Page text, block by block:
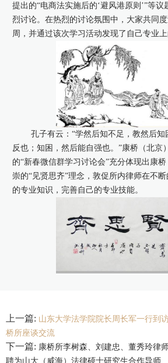
提出的“电商法实施后的‘避风港原则’”等
烈讨论。在热烈的讨论氛围中，大家共同
周，并通过该次学习活动发现了自己专业上
孔子有云：“学然后知不足，教然后知
反也；知困，然后能自强也。”康桥（北京
的“新春微信群学习讨论会”充分体现出康
崇的“见贤思齐”理念，敦促所内律师在不
的专业知识，完善自己的专业技能。
上一篇: 山东大学法学院院长周长军一行到
桥所座谈交流
下一篇: 康桥所李树森、刘建忠、董秀玲律
聘为山大（威海）法律硕士研究生合作导师